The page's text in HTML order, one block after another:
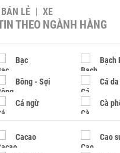
LẺ XE
THEO NGÀNH HÀNG
Bạc Bạch
Bông - Sợi Cá
Cá ngừ Cà
Cacao Cao